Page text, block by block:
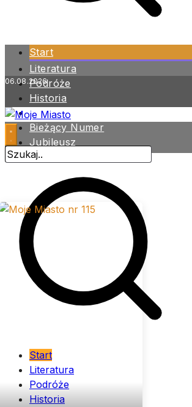
Start
Literatura
Podróże
Historia
Zdrowie
Bieżący Numer
Jubileusz
Archiwum
06.08.2026
Start
Literatura
Podróże
Historia